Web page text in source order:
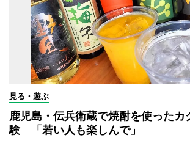
見る・遊ぶ
鹿児島・伝兵衛蔵で焼酎を使ったカ
験 「若い人も楽しんで」